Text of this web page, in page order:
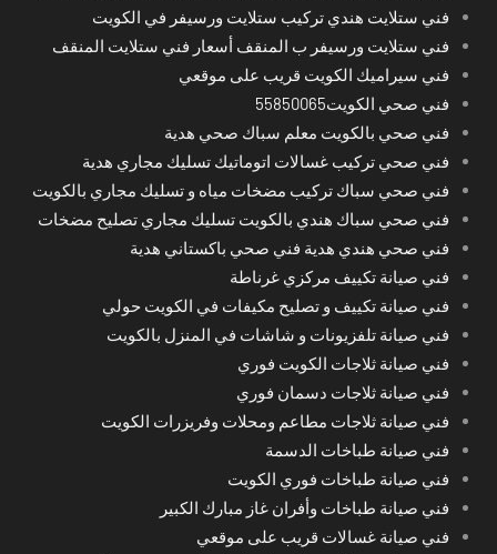
فني ستلايت هندي تركيب ستلايت ورسيفر في الكويت
فني ستلايت ورسيفر ب المنقف أسعار فني ستلايت المنقف
فني سيراميك الكويت قريب على موقعي
فني صحي الكويت55850065
فني صحي بالكويت معلم سباك صحي هدية
فني صحي تركيب غسالات اتوماتيك تسليك مجاري هدية
فني صحي سباك تركيب مضخات مياه و تسليك مجاري بالكويت
فني صحي سباك هندي بالكويت تسليك مجاري تصليح مضخات
فني صحي هندي هدية فني صحي باكستاني هدية
فني صيانة تكييف مركزي غرناطة
فني صيانة تكييف و تصليح مكيفات في الكويت حولي
فني صيانة تلفزيونات و شاشات في المنزل بالكويت
فني صيانة ثلاجات الكويت فوري
فني صيانة ثلاجات دسمان فوري
فني صيانة ثلاجات مطاعم ومحلات وفريزرات الكويت
فني صيانة طباخات الدسمة
فني صيانة طباخات فوري الكويت
فني صيانة طباخات وأفران غاز مبارك الكبير
فني صيانة غسالات قريب على موقعي